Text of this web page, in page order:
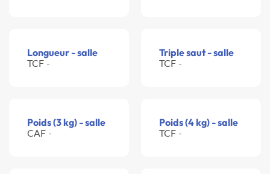
Longueur - salle
TCF -
Triple saut - salle
TCF -
Poids (3 kg) - salle
CAF -
Poids (4 kg) - salle
TCF -